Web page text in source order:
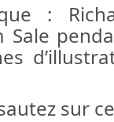
:
Sale
sur